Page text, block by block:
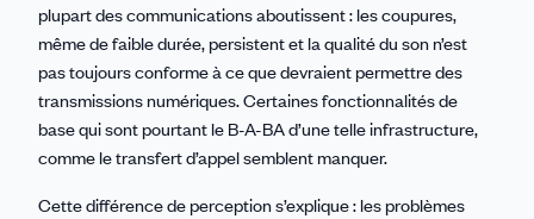
plupart des communications aboutissent : les coupures,
même de faible durée, persistent et la qualité du son n’est
pas toujours conforme à ce que devraient permettre des
transmissions numériques. Certaines fonctionnalités de
base qui sont pourtant le B-A-BA d’une telle infrastructure,
comme le transfert d’appel semblent manquer.
Cette différence de perception s’explique : les problèmes